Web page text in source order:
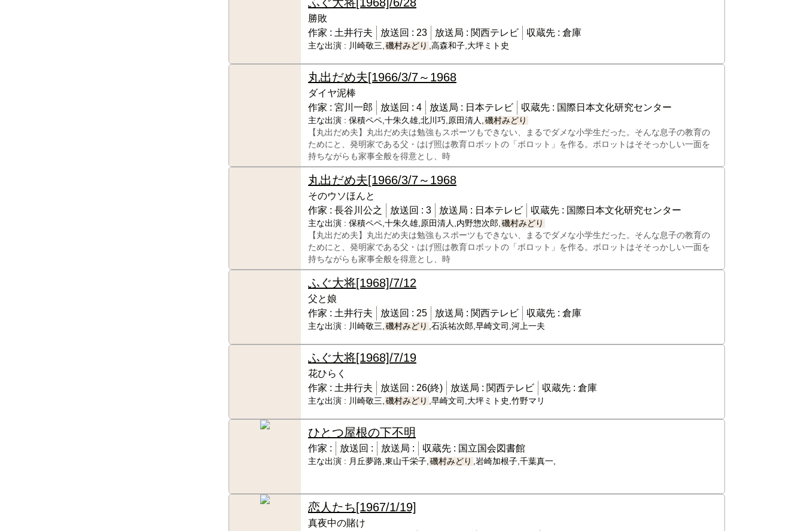
勝敗
作家 : 土井行夫 放送回 : 23 放送局 : 関西テレビ 収蔵先 : 倉庫
主な出演 : 川崎敬三, 磯村みどり ,高森和子,大坪ミト史
丸出だめ夫[1966/3/7～1968
ダイヤ泥棒
作家 : 宮川一郎 放送回 : 4 放送局 : 日本テレビ 収蔵先 : 国際日本文化研究センター
主な出演 : 保積ペペ,十朱久雄,北川巧,原田清人, 磯村みどり
【丸出だめ夫】丸出だめ夫は勉強もスポーツもできない、まるでダメな小学生だった。そんな息子の教育の
ためにと、発明家である父・はげ照は教育ロボットの「ボロット」を作る。ボロットはそそっかしい一面を
持ちながらも家事全般を得意とし、時
丸出だめ夫[1966/3/7～1968
そのウソほんと
作家 : 長谷川公之 放送回 : 3 放送局 : 日本テレビ 収蔵先 : 国際日本文化研究センター
主な出演 : 保積ペペ,十朱久雄,原田清人,内野惣次郎, 磯村みどり
【丸出だめ夫】丸出だめ夫は勉強もスポーツもできない、まるでダメな小学生だった。そんな息子の教育の
ためにと、発明家である父・はげ照は教育ロボットの「ボロット」を作る。ボロットはそそっかしい一面を
持ちながらも家事全般を得意とし、時
ふぐ大将[1968]/7/12
父と娘
作家 : 土井行夫 放送回 : 25 放送局 : 関西テレビ 収蔵先 : 倉庫
主な出演 : 川崎敬三, 磯村みどり ,石浜祐次郎,早崎文司,河上一夫
ふぐ大将[1968]/7/19
花ひらく
作家 : 土井行夫 放送回 : 26(終) 放送局 : 関西テレビ 収蔵先 : 倉庫
主な出演 : 川崎敬三, 磯村みどり ,早崎文司,大坪ミト史,竹野マリ
ひとつ屋根の下不明
作家 : 放送回 : 放送局 : 収蔵先 : 国立国会図書館
主な出演 : 月丘夢路,東山千栄子, 磯村みどり ,岩崎加根子,千葉真一,
恋人たち[1967/1/19]
真夜中の賭け